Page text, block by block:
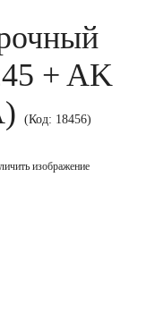
+ AK
(Код: 18456)
изображение